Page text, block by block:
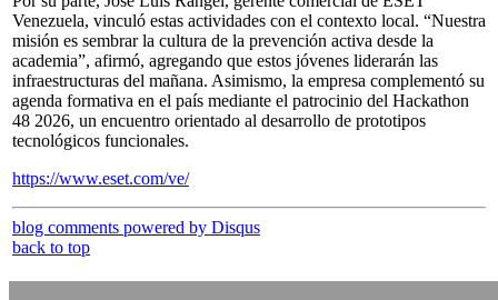
Venezuela, vinculó estas actividades con el contexto local. “Nuestra
misión es sembrar la cultura de la prevención activa desde la
academia”, afirmó, agregando que estos jóvenes liderarán las
infraestructuras del mañana. Asimismo, la empresa complementó su
agenda formativa en el país mediante el patrocinio del Hackathon
48 2026, un encuentro orientado al desarrollo de prototipos
tecnológicos funcionales.
https://www.eset.com/ve/
blog comments powered by Disqus
back to top